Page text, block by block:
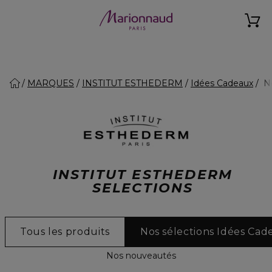
MARQUES INSTITUT ESTHEDERM Idées Cadeaux
INSTITUT ESTHEDERM
SELECTIONS
Tous les produits Nos sélections Idées
Nos nouveautés